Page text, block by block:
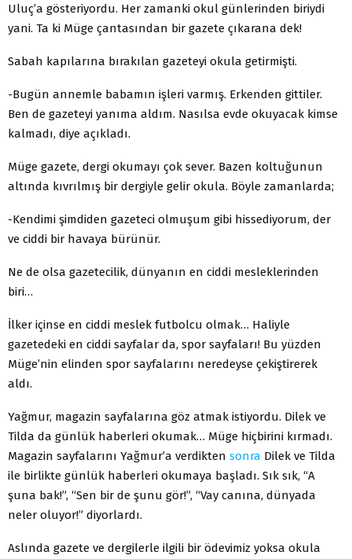
Uluç’a gösteriyordu. Her zamanki okul günlerinden biriydi
yani. Ta ki Müge çantasından bir gazete çıkarana dek!
Sabah kapılarına bırakılan gazeteyi okula getirmişti.
-Bugün annemle babamın işleri varmış. Erkenden gittiler.
Ben de gazeteyi yanıma aldım. Nasılsa evde okuyacak kimse
kalmadı, diye açıkladı.
Müge gazete, dergi okumayı çok sever. Bazen koltuğunun
altında kıvrılmış bir dergiyle gelir okula. Böyle zamanlarda;
-Kendimi şimdiden gazeteci olmuşum gibi hissediyorum, der
ve ciddi bir havaya bürünür.
Ne de olsa gazetecilik, dünyanın en ciddi mesleklerinden
biri…
İlker içinse en ciddi meslek futbolcu olmak… Haliyle
gazetedeki en ciddi sayfalar da, spor sayfaları! Bu yüzden
Müge’nin elinden spor sayfalarını neredeyse çekiştirerek
aldı.
Yağmur, magazin sayfalarına göz atmak istiyordu. Dilek ve
Tilda da günlük haberleri okumak… Müge hiçbirini kırmadı.
Magazin sayfalarını Yağmur’a verdikten sonra Dilek ve Tilda
ile birlikte günlük haberleri okumaya başladı. Sık sık, “A
şuna bak!”, “Sen bir de şunu gör!”, “Vay canına, dünyada
neler oluyor!” diyorlardı.
Aslında gazete ve dergilerle ilgili bir ödevimiz yoksa okula